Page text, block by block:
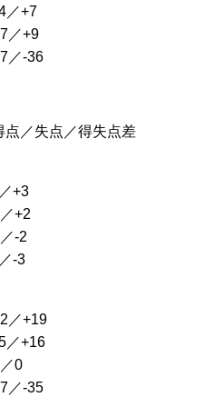
+7
／+9
／-36
／失点／得失点差
+3
+2
-2
-3
／+19
+16
0
／-35